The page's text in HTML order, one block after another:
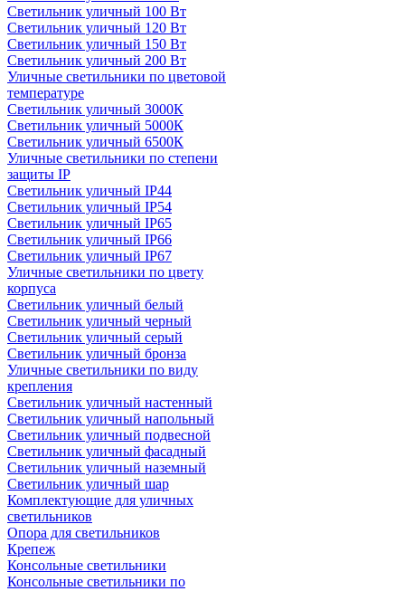
Светильник уличный 100 Вт
Светильник уличный 120 Вт
Светильник уличный 150 Вт
Светильник уличный 200 Вт
Уличные светильники по цветовой
температуре
Cветильник уличный 3000К
Cветильник уличный 5000К
Cветильник уличный 6500К
Уличные светильники по степени
защиты IP
Светильник уличный IP44
Светильник уличный IP54
Светильник уличный IP65
Светильник уличный IP66
Светильник уличный IP67
Уличные светильники по цвету
корпуса
Светильник уличный белый
Светильник уличный черный
Светильник уличный серый
Светильник уличный бронза
Уличные светильники по виду
крепления
Светильник уличный настенный
Светильник уличный напольный
Светильник уличный подвесной
Светильник уличный фасадный
Светильник уличный наземный
Cветильник уличный шар
Комплектующие для уличных
светильников
Опора для светильников
Крепеж
Консольные светильники
Консольные светильники по